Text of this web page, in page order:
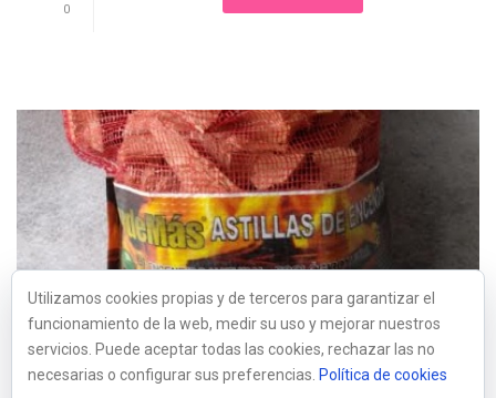
0
Marisol In VARIOS 13 mayo, 2020
ASTILLAS DE PINO
Utilizamos cookies propias y de terceros para garantizar el
funcionamiento de la web, medir su uso y mejorar nuestros
servicios. Puede aceptar todas las cookies, rechazar las no
necesarias o configurar sus preferencias. Política de cookies